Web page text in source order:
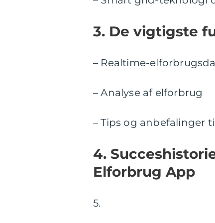
3. De vigtigste
– Realtime-
– Analyse af elforbrug
– Tips og anbefalinger
4.
Elforbrug App
5.